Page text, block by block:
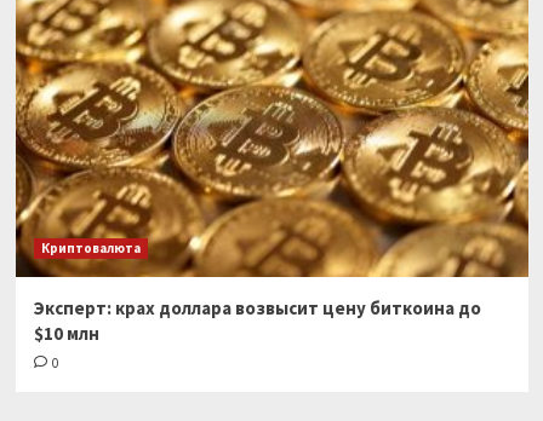
Криптовалюта
Эксперт: крах доллара возвысит цену биткоина до
$10 млн
0